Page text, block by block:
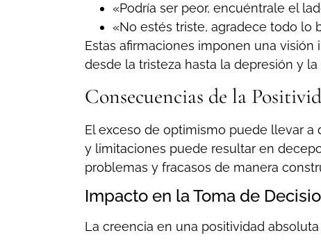
«Podría ser peor, encuéntrale el
«No estés triste, agradece todo lo
Estas afirmaciones imponen una
desde la tristeza hasta la depresión y la
Consecuencias de la
El exceso de optimismo puede llevar a
y limitaciones puede resultar en
problemas y fracasos de manera
Impacto en la Toma de
La creencia en una positividad